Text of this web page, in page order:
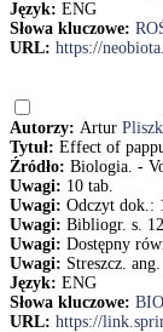
Język: ENG
Słowa kluczowe:
URL: https://
Autorzy: Artur
Tytuł: Effect of
Źródło: Biologia. -
Uwagi: 10 tab.
Uwagi: Odczyt dok.:
Uwagi: Bibliogr. s.
Uwagi: Dostępny
Uwagi: Streszcz. ang.
Język: ENG
Słowa kluczowe:
URL: https://